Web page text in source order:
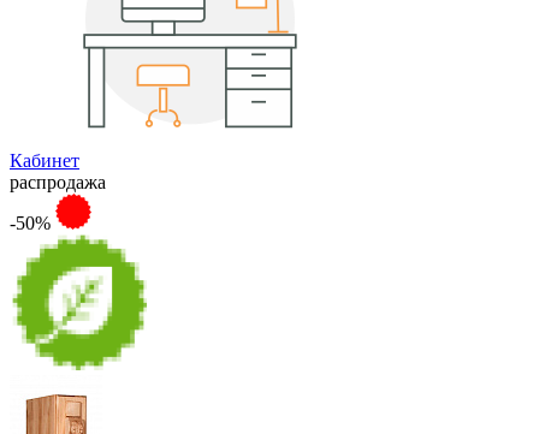
Кабинет
распродажа
-50%